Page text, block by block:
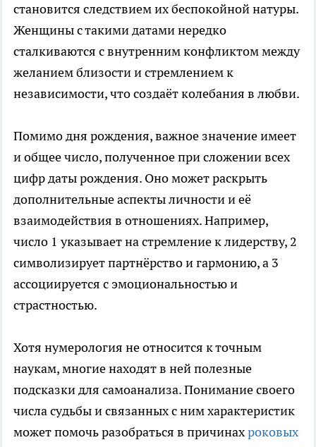
становится следствием их беспокойной натуры.
Женщины с такими датами нередко
сталкиваются с внутренним конфликтом между
желанием близости и стремлением к
независимости, что создаёт колебания в любви.
Помимо дня рождения, важное значение имеет
и общее число, полученное при сложении всех
цифр даты рождения. Оно может раскрыть
дополнительные аспекты личности и её
взаимодействия в отношениях. Например,
число 1 указывает на стремление к лидерству, 2
символизирует партнёрство и гармонию, а 3
ассоциируется с эмоциональностью и
страстностью.
Хотя нумерология не относится к точным
наукам, многие находят в ней полезные
подсказки для самоанализа. Понимание своего
числа судьбы и связанных с ним характеристик
может помочь разобраться в причинахроковых